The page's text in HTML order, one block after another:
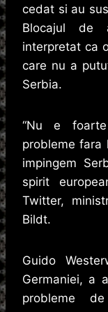
cedat si au
Blocajul de
interpretat ca
care nu a
Serbia.
“Nu e
probleme fara
impingem
spirit
Twitter,
Bildt.
Guido
Germaniei, a
probleme